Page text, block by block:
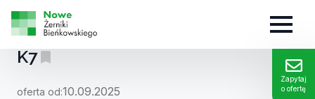
Zapytaj
o ofertę
MIESZKANIE:
K7
oferta od:10.09.2025